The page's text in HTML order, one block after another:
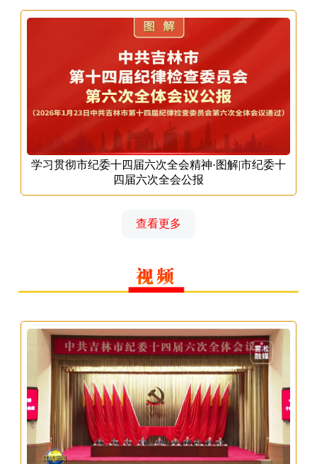
学习贯彻市纪委十四届六次全会精神·图解|市纪委十
四届六次全会公报
查看更多